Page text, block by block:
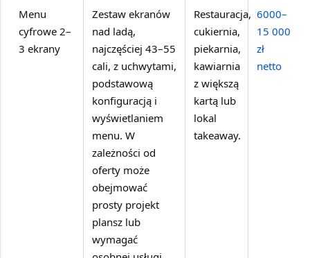
Menu
cyfrowe 2–
3 ekrany
Zestaw ekranów
nad ladą,
najczęściej 43–55
cali, z uchwytami,
podstawową
konfiguracją i
wyświetlaniem
menu. W
zależności od
oferty może
obejmować
prosty projekt
plansz lub
wymagać
Restauracja,
cukiernia,
piekarnia,
kawiarnia
z większą
kartą lub
lokal
takeaway.
6000–
15 000
zł
netto